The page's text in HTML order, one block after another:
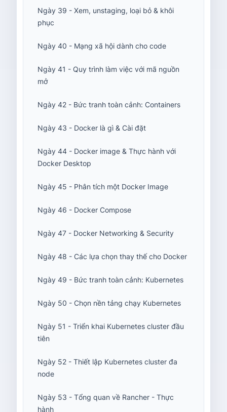
Ngày 39 - Xem, unstaging, loại bỏ & khôi
phục
Ngày 40 - Mạng xã hội dành cho code
Ngày 41 - Quy trình làm việc với mã nguồn
mở
Ngày 42 - Bức tranh toàn cảnh: Containers
Ngày 43 - Docker là gì & Cài đặt
Ngày 44 - Docker image & Thực hành với
Docker Desktop
Ngày 45 - Phân tích một Docker Image
Ngày 46 - Docker Compose
Ngày 47 - Docker Networking & Security
Ngày 48 - Các lựa chọn thay thế cho Docker
Ngày 49 - Bức tranh toàn cảnh: Kubernetes
Ngày 50 - Chọn nền tảng chạy Kubernetes
Ngày 51 - Triển khai Kubernetes cluster đầu
tiên
Ngày 52 - Thiết lập Kubernetes cluster đa
node
Ngày 53 - Tổng quan về Rancher - Thực
hành